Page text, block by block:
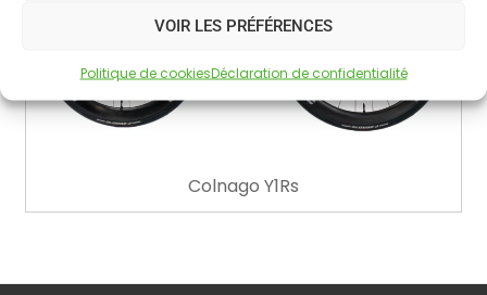
VOIR LES PRÉFÉRENCES
Politique de cookiesDéclaration de confidentialité
Colnago Y1Rs